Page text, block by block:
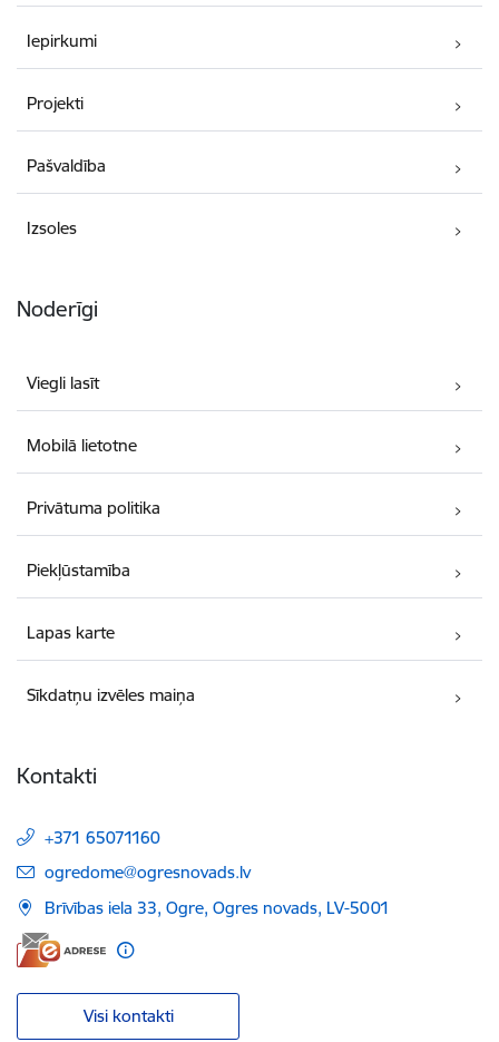
Iepirkumi
Projekti
Pašvaldība
Izsoles
Noderīgi
Viegli lasīt
Mobilā lietotne
Privātuma politika
Piekļūstamība
Lapas karte
Sīkdatņu izvēles maiņa
Kontakti
+371 65071160
E-pasts:
ogredome@ogresnovads.lv
Brīvības iela 33, Ogre, Ogres novads, LV-5001
Visi kontakti